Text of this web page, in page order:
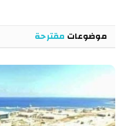
موضوعات مقترحة